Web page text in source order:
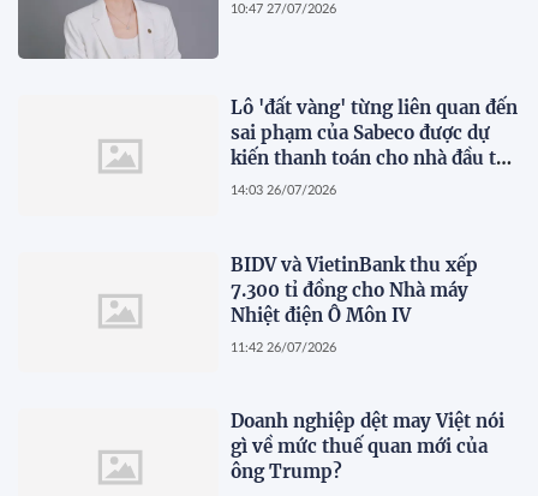
10:47 27/07/2026
Lô 'đất vàng' từng liên quan đến
sai phạm của Sabeco được dự
kiến thanh toán cho nhà đầu tư
dự án cầu Cần Giờ
14:03 26/07/2026
BIDV và VietinBank thu xếp
7.300 tỉ đồng cho Nhà máy
Nhiệt điện Ô Môn IV
11:42 26/07/2026
Doanh nghiệp dệt may Việt nói
gì về mức thuế quan mới của
ông Trump?